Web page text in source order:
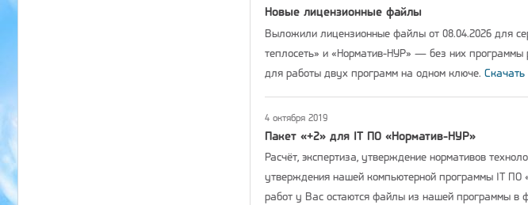
Новые лицензионные файлы
Выложили лицензионные файлы от 08.04.2026 для
теплосеть» и «Норматив-НУР» — без них
для работы двух программ на одном ключе. Скачать
4 октября 2019
Пакет «+2» для IT ПО «Норматив-НУР»
Расчёт, экспертиза, утверждение нормативов
утверждения нашей компьютерной программы IT ПО
работ у Вас остаются файлы из нашей программы в